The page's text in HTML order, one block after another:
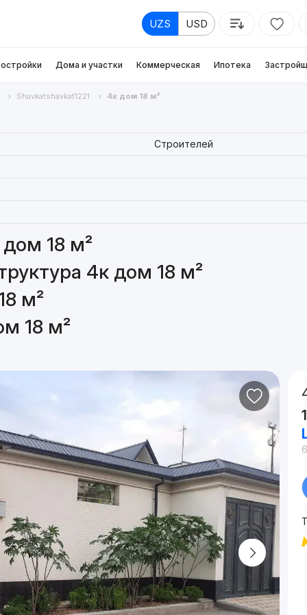
UZS USD
Дома и участки Коммерческая Ипотека
Shavkatshavkat1221 4к дом 18 м²
Строителей
18 м²
4к дом 18 м²
м²
18 м²